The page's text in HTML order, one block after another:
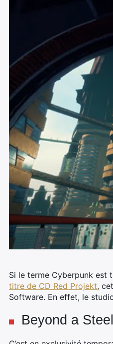
Si le terme Cyberpunk est
titre de CD Red Projekt,
Software. En effet, le
Beyond a